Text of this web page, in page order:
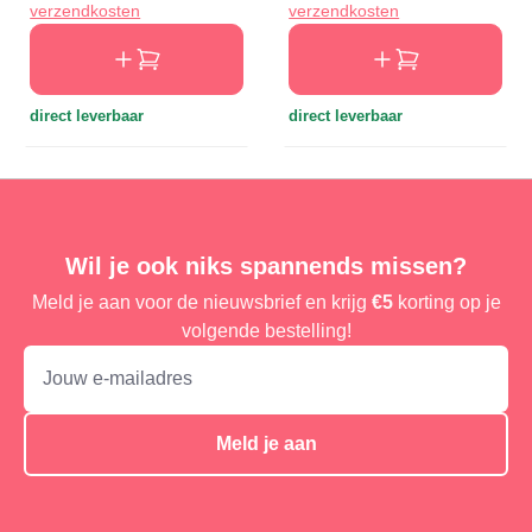
verzendkosten
direct leverbaar
verzendkosten
direct leverbaar
Wil je ook niks spannends missen?
Meld je aan voor de nieuwsbrief en krijg €5korting op je
volgende bestelling!
Meld je aan